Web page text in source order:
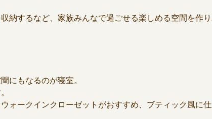
納するなど、家族みんなで過ごせる楽しめる空間を作
にもなるのが寝室。
ォークインクローゼットがおすすめ、ブティック風に仕